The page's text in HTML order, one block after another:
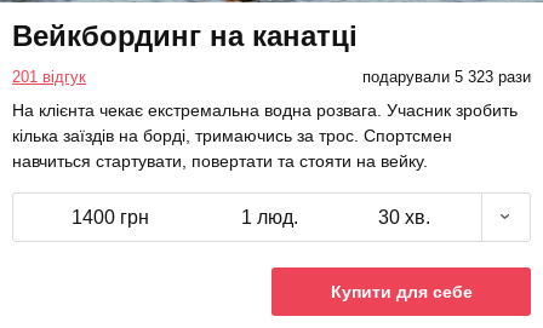
Вейкбординг на канатці
201 відгук подарували 5 323 рази
На клієнта чекає екстремальна водна розвага. Учасник зробить
кілька заїздів на борді, тримаючись за трос. Спортсмен
навчиться стартувати, повертати та стояти на вейку.
1400 грн 1 люд. 30 хв.
Купити для себе